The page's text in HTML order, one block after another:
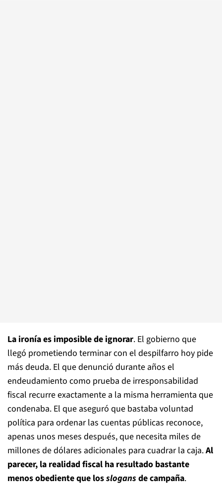
La ironía es imposible de ignorar. El gobierno que
llegó prometiendo terminar con el despilfarro hoy pide
más deuda. El que denunció durante años el
endeudamiento como prueba de irresponsabilidad
fiscal recurre exactamente a la misma herramienta que
condenaba. El que aseguró que bastaba voluntad
política para ordenar las cuentas públicas reconoce,
apenas unos meses después, que necesita miles de
millones de dólares adicionales para cuadrar la caja.Al
parecer, la realidad fiscal ha resultado bastante
menos obediente que losslogansde campaña.